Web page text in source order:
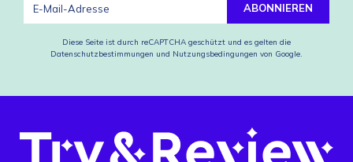
ABONNIEREN
Diese Seite ist durch reCAPTCHA geschützt und es gelten die
Datenschutzbestimmungen und Nutzungsbedingungen von Google.